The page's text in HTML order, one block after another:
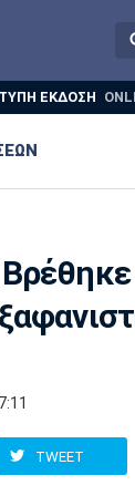
ΕΚΔΟΣΗ
ΣΠΟΡ
ΑΕΚ
Ατρόμητος
TWEET